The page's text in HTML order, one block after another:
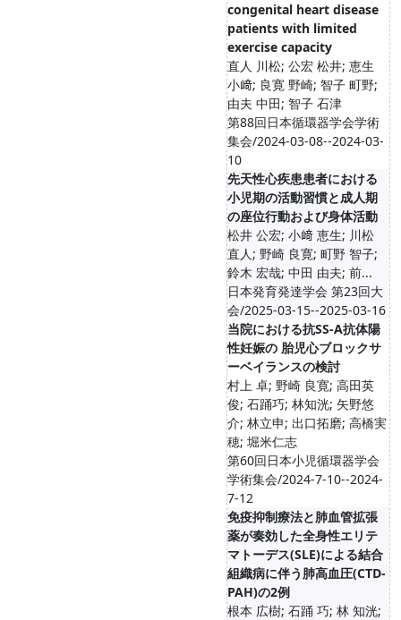
congenital heart disease
patients with limited
exercise capacity
直人 川松; 公宏 松井; 恵生
小﨑; 良寛 野崎; 智子 町野;
由夫 中田; 智子 石津
第88回日本循環器学会学術
集会/2024-03-08--2024-03-
10
先天性心疾患患者における
小児期の活動習慣と成人期
の座位行動および身体活動
松井 公宏; 小﨑 恵生; 川松
直人; 野崎 良寛; 町野 智子;
鈴木 宏哉; 中田 由夫; 前...
日本発育発達学会 第23回大
会/2025-03-15--2025-03-16
当院における抗SS-A抗体陽
性妊娠の 胎児心ブロックサ
ーベイランスの検討
村上 卓; 野崎 良寛; 高田英
俊; 石踊巧; 林知洸; 矢野悠
介; 林立申; 出口拓磨; 高橋実
穂; 堀米仁志
第60回日本小児循環器学会
学術集会/2024-7-10--2024-
7-12
免疫抑制療法と肺血管拡張
薬が奏効した全身性エリテ
マトーデス(SLE)による結合
組織病に伴う肺高血圧(CTD-
PAH)の2例
根本 広樹; 石踊 巧; 林 知洸;